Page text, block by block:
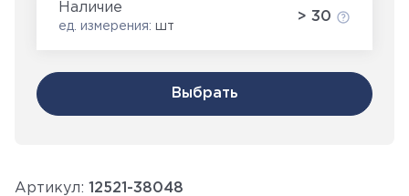
Артикул: 12521-38048
Наличие
ед. измерения: шт
> 30
Выбрать